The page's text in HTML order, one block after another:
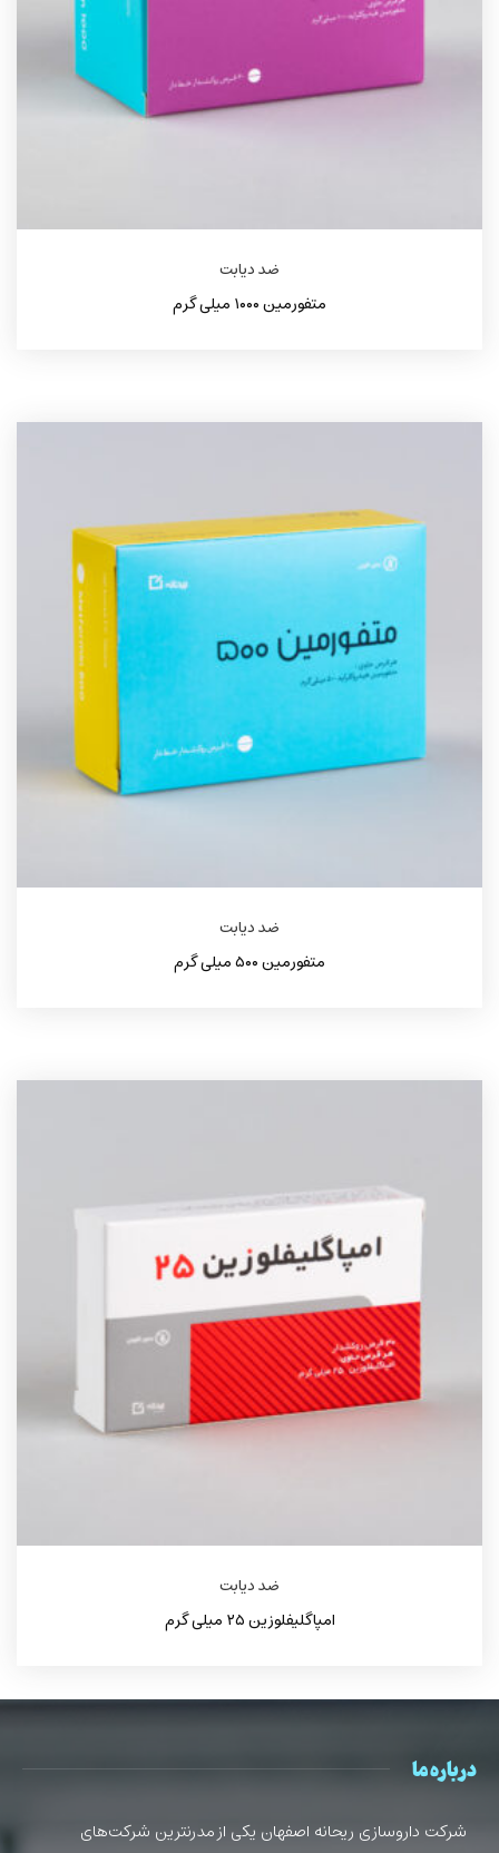
ضد دیابت
متفورمین ۱۰۰۰ میلی گرم
ضد دیابت
متفورمین ۵۰۰ میلی گرم
ضد دیابت
امپاگلیفلوزین ۲۵ میلی گرم
درباره ما
شرکت داروسازی ریحانه اصفهان یکی از مدرنترین شرکت‌های